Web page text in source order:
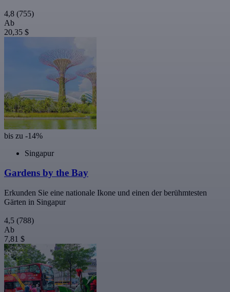
4,8 (755)
Ab
20,35 $
bis zu -14%
Singapur
Gardens by the Bay
Erkunden Sie eine nationale Ikone und einen der berühmtesten
Gärten in Singapur
4,5 (788)
Ab
7,81 $